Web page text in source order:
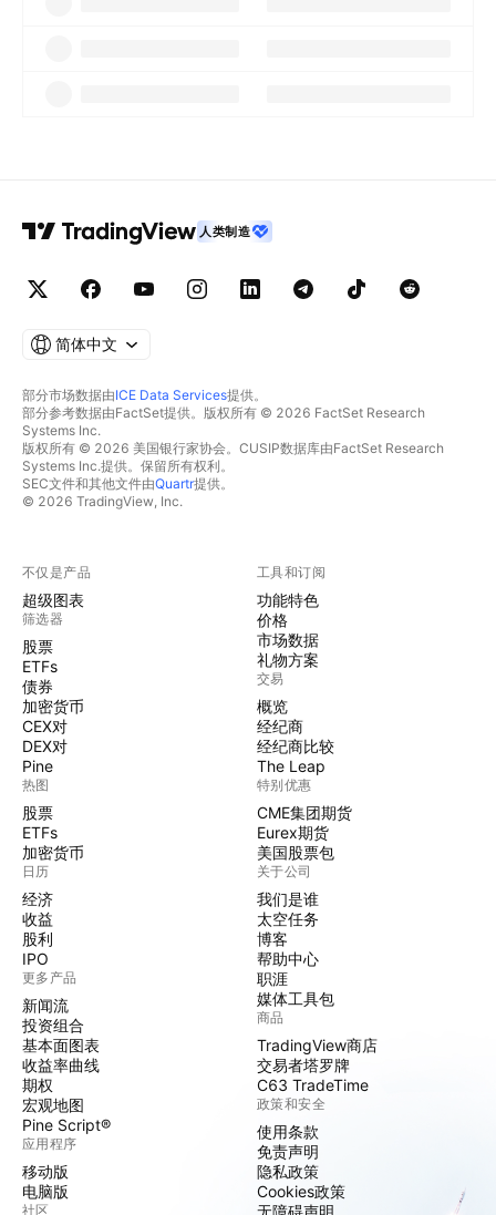
人类制造
简体中文
部分市场数据由ICE Data Services提供。
部分参考数据由FactSet提供。版权所有 © 2026 FactSet Research
Systems Inc.
版权所有 © 2026 美国银行家协会。CUSIP数据库由FactSet Research
Systems Inc.提供。保留所有权利。
SEC文件和其他文件由Quartr提供。
© 2026 TradingView, Inc.
不仅是产品
超级图表
筛选器
股票
ETFs
债券
加密货币
CEX对
DEX对
Pine
热图
股票
ETFs
加密货币
日历
经济
收益
股利
IPO
更多产品
新闻流
投资组合
基本面图表
收益率曲线
期权
宏观地图
Pine Script®
应用程序
移动版
电脑版
社区
工具和订阅
功能特色
价格
市场数据
礼物方案
交易
概览
经纪商
经纪商比较
The Leap
特别优惠
CME集团期货
Eurex期货
美国股票包
关于公司
我们是谁
太空任务
博客
帮助中心
职涯
媒体工具包
商品
TradingView商店
交易者塔罗牌
C63 TradeTime
政策和安全
使用条款
免责声明
隐私政策
Cookies政策
无障碍声明